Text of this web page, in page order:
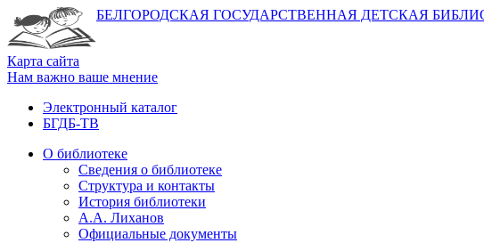
БЕЛГОРОДСКАЯ ГОСУДАРСТВЕННАЯ ДЕТСКАЯ
Карта сайта
Нам важно ваше мнение
Электронный каталог
БГДБ-ТВ
О библиотеке
Сведения о библиотеке
Структура и контакты
История библиотеки
А.А. Лиханов
Официальные документы